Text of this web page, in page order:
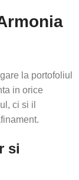
la portofoliul
in orice
ci si il
si